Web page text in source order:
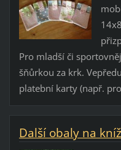
Pro mladší či
šňůrkou za krk.
platební karty (např.
Další obaly na